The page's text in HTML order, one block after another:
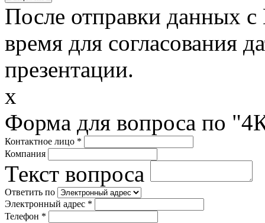
После отправки данных
время для согласования
презентации.
x
Форма для вопроса по
Контактное лицо *
Компания
Текст вопроса
Ответить по
Электронный адрес *
Телефон *